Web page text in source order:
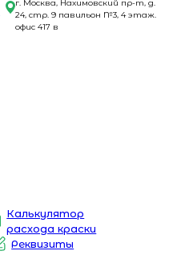
г. Москва, Нахимовский пр-т, д.
24, стр. 9 павильон №3, 4 этаж.
офис 417 в
Калькулятор
расхода краски
Реквизиты